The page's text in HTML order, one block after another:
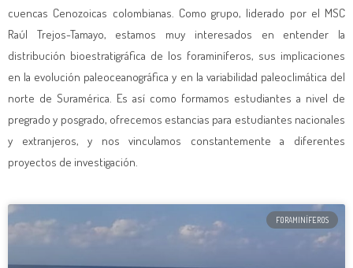
cuencas Cenozoicas colombianas. Como grupo, liderado por el MSC
Raúl Trejos-Tamayo, estamos muy interesados en entender la
distribución bioestratigráfica de los foraminíferos, sus implicaciones
en la evolución paleoceanográfica y en la variabilidad paleoclimática del
norte de Suramérica. Es así como formamos estudiantes a nivel de
pregrado y posgrado, ofrecemos estancias para estudiantes nacionales
y extranjeros, y nos vinculamos constantemente a diferentes
proyectos de investigación.
FORAMINÍFEROS